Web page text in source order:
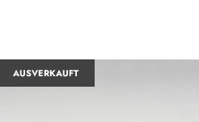
AUSVERKAUFT